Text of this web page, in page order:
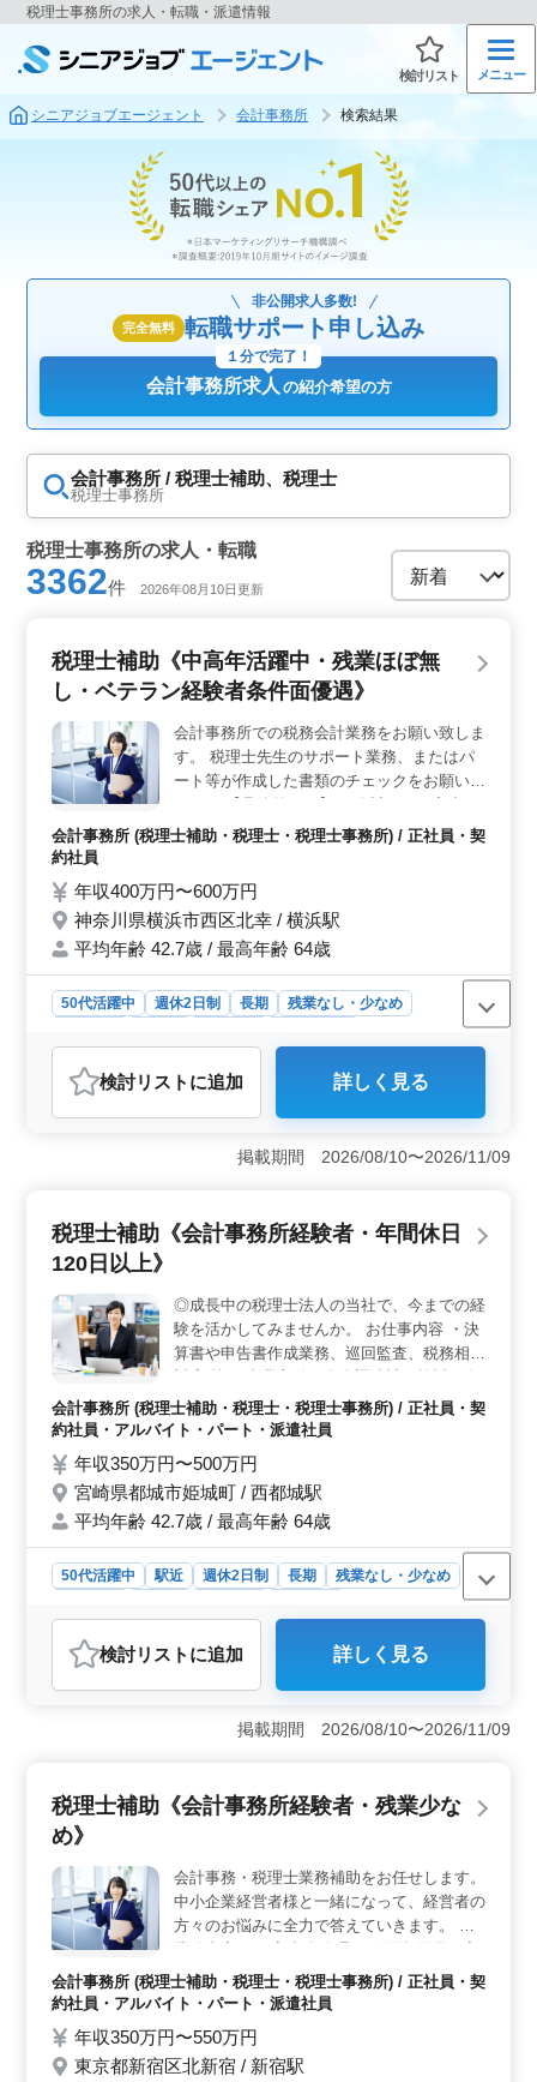
税理士事務所の求人・転職・派遣情報
検討リスト メニュー
シニアジョブエージェント 会計事務所 検索結果
完全無料
非公開求人多数!
転職サポート申し込み
会計事務所求人 の紹介希望の方
１分で完了！
会計事務所 / 税理士補助、税理士
税理士事務所
税理士事務所の求人・転職
3362件 2026年08月10日更新
税理士補助《中高年活躍中・残業ほぼ無
し・ベテラン経験者条件面優遇》
会計事務所での税務会計業務をお願い致しま
す。 税理士先生のサポート業務、またはパ
ート等が作成した書類のチェックをお願いし
（使用ソフト：JDL） ・決算書の作成補助
アットホームな事務所 ◎ベテランの会計事
務所経験者歓迎 ◎繁忙期も残業ほぼ無し
会計事務所 (税理士補助・税理士・税理士事務所) / 正社員・契
約社員
年収400万円〜600万円
神奈川県横浜市西区北幸 / 横浜駅
平均年齢 42.7歳 / 最高年齢 64歳
50代活躍中 週休2日制 長期
残業なし・少なめ
おすすめポイント
＜中高年の方に最適な環境＞ 神奈川県横浜市西区北幸
に位置する当事務所では、税理士補助のポジションを募
集しています。中高年の方々が活躍されており、経験豊
富なベテランの方も大歓迎です。残業がほぼない環境
囲気が自慢で、スタッフ同士のコミュニケーションが活
発です。チームワークを重視し、お互いが支え合いなが
ら業務に取り組んでいます。新しい仲間を歓迎し、一緒
に成長していける環境です。 ＜経験者優遇の採用方
針＞ 当事務所では、会計事務所での経験が5年以上あ
り、日商簿記2級以上の資格をお持ちの方を積極的に歓迎
しています。経験豊富な方には、更なるキャリアアップ
の機会が与えられることでしょう。
検討リスト に追加 詳しく見る
掲載期間 2026/08/10〜2026/11/09
税理士補助《会計事務所経験者・年間休日
120日以上》
◎成長中の税理士法人の当社で、今までの経
験を活かしてみませんか。 お仕事内容 ・決
算書や申告書作成業務、巡回監査、税務相談
事戦略などの経営コンサルティング業務 ・
データ入力（会計ソフト、エクセル、ワード
事戦略などの経営コンサルティング業務 等
＊残業少なめ、休日も年間120日以上でプラ
イベートとのメリハリをつけています。 ＊
約半分が中途採用！！中途入社でも和気あい
あいとしており、意見を交換しやすい環境で
す。
会計事務所 (税理士補助・税理士・税理士事務所) / 正社員・契
約社員・アルバイト・パート・派遣社員
年収350万円〜500万円
宮崎県都城市姫城町 / 西都城駅
平均年齢 42.7歳 / 最高年齢 64歳
50代活躍中 駅近 週休2日制 長期
残業なし・少なめ
会計事務所
おすすめポイント
＜プライベートと両立できる働きやすい環境＞ 宮崎県
都城市姫城町にある成長中の税理士法人では、経験豊富
な方を歓迎して税理士補助スタッフを募集しています。
条件＞ 決算書や申告書の作成業務から、経営コンサル
ティング業務まで幅広い業務を担当します。中途入社者
で意見交換がしやすく、新たな環境での挑戦も支援され
ます。必要な経験は8年以上で、日商簿記2級以上の資格
が必要です。 ＜給与と福利厚生＞ 年収は350万円か
ら480万円で、通勤手当や賞与も支給されます。福利厚生
も充実しており、安心して働くことができます。平均年
齢は42.7歳で、男女比率もバランスよく配置されていま
す。
検討リスト に追加 詳しく見る
掲載期間 2026/08/10〜2026/11/09
税理士補助《会計事務所経験者・残業少な
め》
会計事務・税理⼠業務補助をお任せします。
中小企業経営者様と一緒になって、経営者の
方々のお悩みに全力で答えていきます。 ー
力 ・試算表作成 ・決算補助 ・給与計算 ・
社会保険手続き ・法人税申告書等作成補助
⼠・税理士科目合格者の方条件面優遇
会計事務所 (税理士補助・税理士・税理士事務所) / 正社員・契
約社員・アルバイト・パート・派遣社員
年収350万円〜550万円
東京都新宿区北新宿 / 新宿駅